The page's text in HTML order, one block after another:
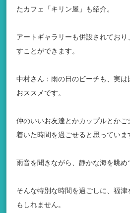
たカフェ「キリン屋」も紹介。
アートギャラリーも併設されてお
すことができます。
中村さん：雨の日のビーチも、実
おススメです。
仲のいいお友達とかカップルとか
着いた時間を過ごせると思っていま
雨音を聞きながら、静かな海を眺め
そんな特別な時間を過ごしに、福
もしれません。